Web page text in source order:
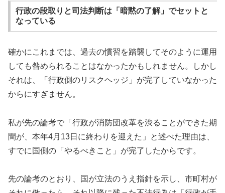
行政の段取りと司法判断は「暗黙の了解」でセットと
なっている
確かにこれまでは、過去の慣習を踏襲してそのように運用
しても咎められることはなかったかもしれません。しかし
それは、「行政側のリスクヘッジ」が完了していなかった
からにすぎません。
私が先の論考で「行政が消防団改革を渋ることができた期
間が、本年4月13日に終わりを迎えた」と述べた理由は、
すでに国側の「やるべきこと」が完了したからです。
先の論考のとおり、国が立法のうえ指針を示し、市町村が